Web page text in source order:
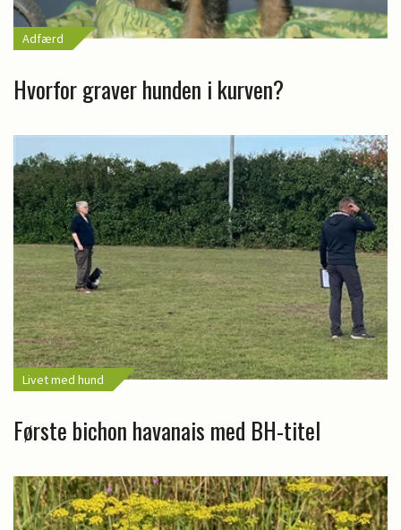
Adfærd
Hvorfor graver hunden i kurven?
Livet med hund
Første bichon havanais med BH-titel